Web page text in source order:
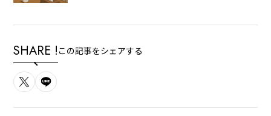
SHARE ! この記事をシェアする